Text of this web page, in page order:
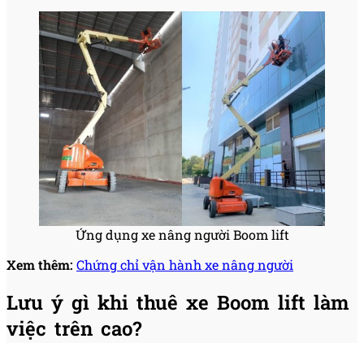
Ứng dụng xe nâng người Boom lift
Xem thêm: Chứng chỉ vận hành xe nâng người
Lưu ý gì khi thuê xe Boom lift làm
việc trên cao?